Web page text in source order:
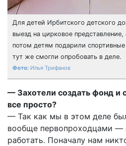
Для детей Ирбитского детского
выезд на цирковое
потом детям подарили
тут же смогли опробовать в деле.
Илья Трифанов
— Захотели создать фонд и
все просто?
— Так как мы в этом деле
вообще первопроходцами —
работать. Поначалу нам